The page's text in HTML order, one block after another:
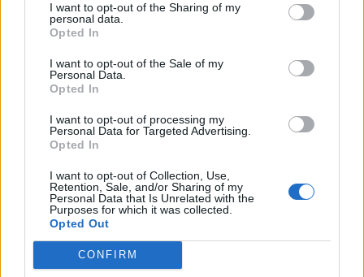
I want to opt-out of the Sharing of my
personal data.
Opted In
I want to opt-out of the Sale of my
Personal Data.
Opted In
I want to opt-out of processing my
Personal Data for Targeted Advertising.
Opted In
I want to opt-out of Collection, Use,
Retention, Sale, and/or Sharing of my
Personal Data that Is Unrelated with the
Purposes for which it was collected.
Opted Out
CONFIRM
PLUS
Nusfjord-levende
kystkultur